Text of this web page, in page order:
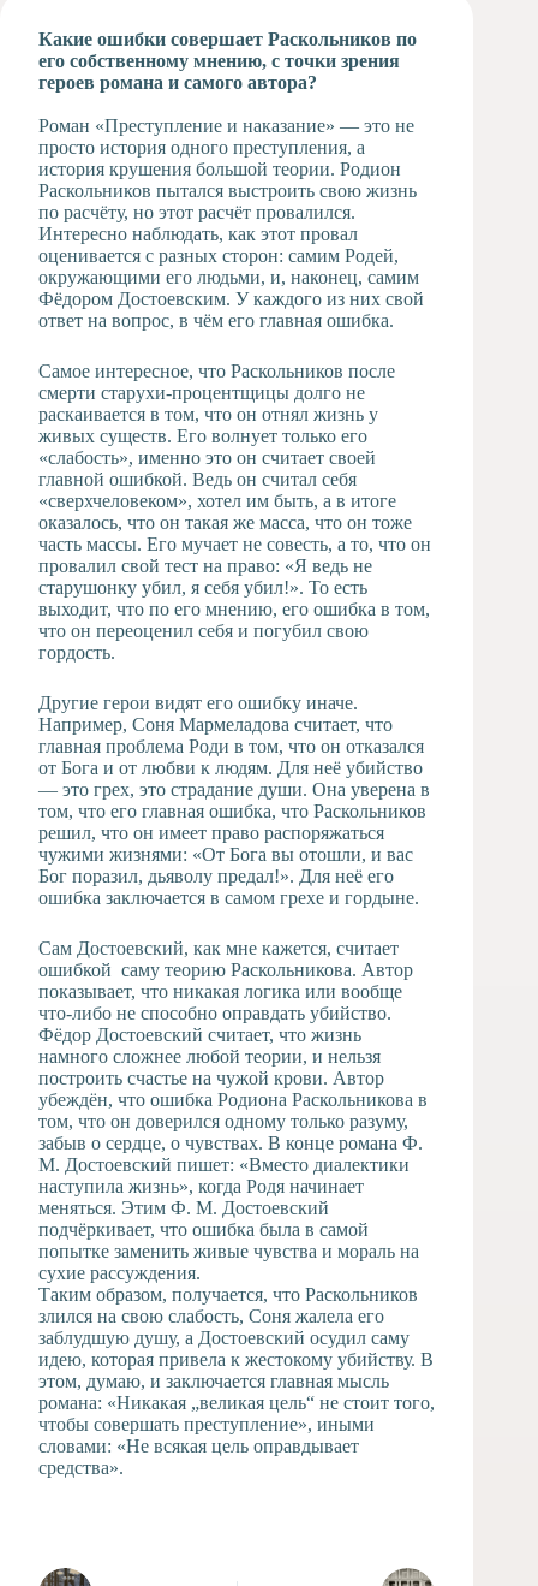
студия
Музыкальное
Психологическая
Служба
Тьюторская
служба
Какие ошибки совершает Раскольников по
его собственному мнению, с точки зрения
героев романа и самого автора?
Роман «Преступление и наказание» — это не
просто история одного преступления, а
история крушения большой теории. Родион
Раскольников пытался выстроить свою жизнь
по расчёту, но этот расчёт провалился.
Интересно наблюдать, как этот провал
оценивается с разных сторон: самим Родей,
окружающими его людьми, и, наконец, самим
Фёдором Достоевским. У каждого из них свой
ответ на вопрос, в чём его главная ошибка.
Самое интересное, что Раскольников после
смерти старухи-процентщицы долго не
раскаивается в том, что он отнял жизнь у
живых существ. Его волнует только его
«слабость», именно это он считает своей
главной ошибкой. Ведь он считал себя
«сверхчеловеком», хотел им быть, а в итоге
оказалось, что он такая же масса, что он тоже
часть массы. Его мучает не совесть, а то, что он
провалил свой тест на право: «Я ведь не
старушонку убил, я себя убил!». То есть
выходит, что по его мнению, его ошибка в том,
что он переоценил себя и погубил свою
гордость.
Другие герои видят его ошибку иначе.
Например, Соня Мармеладова считает, что
главная проблема Роди в том, что он отказался
от Бога и от любви к людям. Для неё убийство
— это грех, это страдание души. Она уверена в
том, что его главная ошибка, что Раскольников
решил, что он имеет право распоряжаться
чужими жизнями: «От Бога вы отошли, и вас
Бог поразил, дьяволу предал!». Для неё его
ошибка заключается в самом грехе и гордыне.
Сам Достоевский, как мне кажется, считает
ошибкой саму теорию Раскольникова. Автор
показывает, что никакая логика или вообще
что-либо не способно оправдать убийство.
Фёдор Достоевский считает, что жизнь
намного сложнее любой теории, и нельзя
построить счастье на чужой крови. Автор
убеждён, что ошибка Родиона Раскольникова в
том, что он доверился одному только разуму,
забыв о сердце, о чувствах. В конце романа Ф.
М. Достоевский пишет: «Вместо диалектики
наступила жизнь», когда Родя начинает
меняться. Этим Ф. М. Достоевский
подчёркивает, что ошибка была в самой
попытке заменить живые чувства и мораль на
сухие рассуждения.
Таким образом, получается, что Раскольников
злился на свою слабость, Соня жалела его
заблудшую душу, а Достоевский осудил саму
идею, которая привела к жестокому убийству. В
этом, думаю, и заключается главная мысль
романа: «Никакая „великая цель“ не стоит того,
чтобы совершать преступление», иными
словами: «Не всякая цель оправдывает
средства».